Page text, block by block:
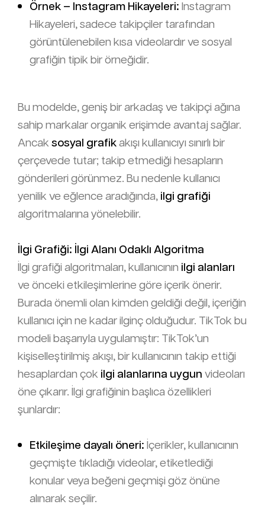
Örnek – Instagram Hikayeleri: Instagram
Hikayeleri, sadece takipçiler tarafından
görüntülenebilen kısa videolardır ve sosyal
grafiğin tipik bir örneğidir.
Bu modelde, geniş bir arkadaş ve takipçi ağına
sahip markalar organik erişimde avantaj sağlar.
Ancak sosyal grafik akışı kullanıcıyı sınırlı bir
çerçevede tutar; takip etmediği hesapların
gönderileri görünmez. Bu nedenle kullanıcı
yenilik ve eğlence aradığında, ilgi grafiği
algoritmalarına yönelebilir.
İlgi Grafiği: İlgi Alanı Odaklı Algoritma
İlgi grafiği algoritmaları, kullanıcının ilgi alanları
ve önceki etkileşimlerine göre içerik önerir.
Burada önemli olan kimden geldiği değil, içeriğin
kullanıcı için ne kadar ilginç olduğudur. TikTok bu
modeli başarıyla uygulamıştır: TikTok’un
kişiselleştirilmiş akışı, bir kullanıcının takip ettiği
hesaplardan çok ilgi alanlarına uygun videoları
öne çıkarır. İlgi grafiğinin başlıca özellikleri
şunlardır:
Etkileşime dayalı öneri: İçerikler, kullanıcının
geçmişte tıkladığı videolar, etiketlediği
konular veya beğeni geçmişi göz önüne
alınarak seçilir.